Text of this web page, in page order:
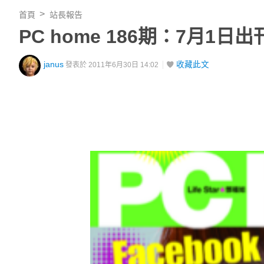
首頁 站長報告
PC home 186期：7月1日出
janus 發表於 2011年6月30日 14:02 收藏此文